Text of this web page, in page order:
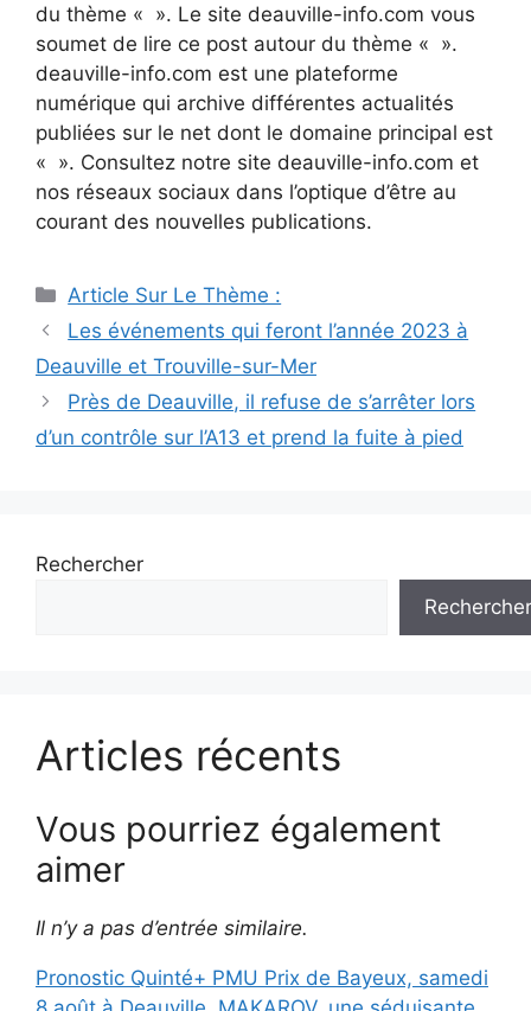
du thème « ». Le site deauville-info.com vous
soumet de lire ce post autour du thème « ».
deauville-info.com est une plateforme
numérique qui archive différentes actualités
publiées sur le net dont le domaine principal est
« ». Consultez notre site deauville-info.com et
nos réseaux sociaux dans l’optique d’être au
courant des nouvelles publications.
Catégories
Article Sur Le Thème :
Navigation
des
Les événements qui feront l’année 2023 à
Deauville et Trouville-sur-Mer
Près de Deauville, il refuse de s’arrêter lors
d’un contrôle sur l’A13 et prend la fuite à pied
Rechercher
Rechercher
Articles récents
Vous pourriez également
aimer
Il n’y a pas d’entrée similaire.
Pronostic Quinté+ PMU Prix de Bayeux, samedi